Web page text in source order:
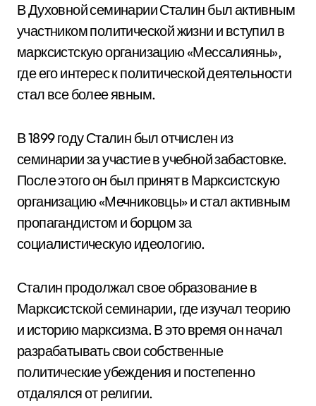
В Духовной семинарии Сталин был активным
участником политической жизни и вступил в
марксистскую организацию «Мессалияны»,
где его интерес к политической деятельности
стал все более явным.
В 1899 году Сталин был отчислен из
семинарии за участие в учебной забастовке.
После этого он был принят в Марксистскую
организацию «Мечниковцы» и стал активным
пропагандистом и борцом за
социалистическую идеологию.
Сталин продолжал свое образование в
Марксистской семинарии, где изучал теорию
и историю марксизма. В это время он начал
разрабатывать свои собственные
политические убеждения и постепенно
отдалялся от религии.